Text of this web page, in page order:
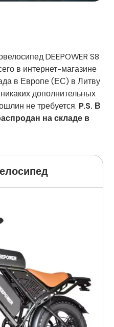
DEEPOWER S8
в интернет-магазине
в Европе (ЕС) в Литву
дополнительных
не требуется. P.S. В
на складе в